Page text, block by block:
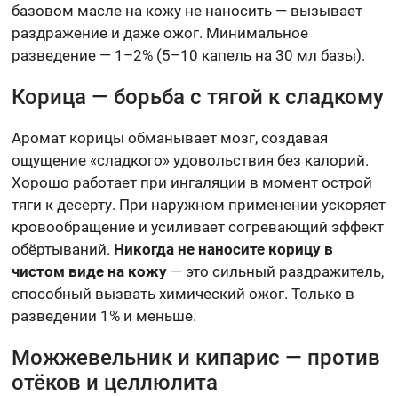
базовом масле на кожу не наносить — вызывает
раздражение и даже ожог. Минимальное
разведение — 1–2% (5–10 капель на 30 мл базы).
Корица — борьба с тягой к сладкому
Аромат корицы обманывает мозг, создавая
ощущение «сладкого» удовольствия без калорий.
Хорошо работает при ингаляции в момент острой
тяги к десерту. При наружном применении ускоряет
кровообращение и усиливает согревающий эффект
обёртываний. Никогда не наносите корицу в
чистом виде на кожу — это сильный раздражитель,
способный вызвать химический ожог. Только в
разведении 1% и меньше.
Можжевельник и кипарис — против
отёков и целлюлита